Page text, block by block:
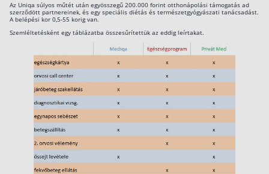
Blog
Rólunk
Kapcsolat
Karrier
Lakásbiztosítás útmutató – Hogyan válassz?
Lakásbiztosítás: válaszok az 50 leggyakoribb
Minősített Fogyasztóbarát Otthonbiztosítás
Az Uniqa súlyos műtét után egyösszegű 200.000 forint otthonápolási támogatás ad
szerződött partnereinek, és egy speciális diétás és természetgyógyászati tanácsadást.
A belépési kor 0,5-55 korig van.
Szemléltetésként egy táblázatba összesűrítettük az eddig leírtakat.